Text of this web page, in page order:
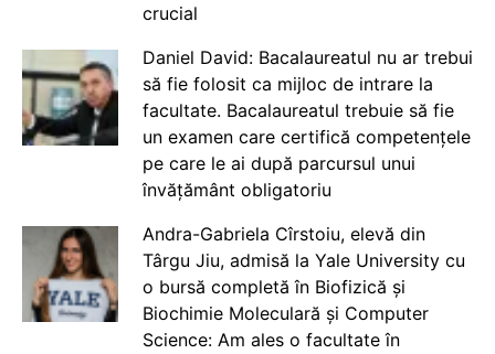
crucial
Daniel David: Bacalaureatul nu ar trebui
să fie folosit ca mijloc de intrare la
facultate. Bacalaureatul trebuie să fie
un examen care certifică competențele
pe care le ai după parcursul unui
învățământ obligatoriu
Andra-Gabriela Cîrstoiu, elevă din
Târgu Jiu, admisă la Yale University cu
o bursă completă în Biofizică și
Biochimie Moleculară și Computer
Science: Am ales o facultate în